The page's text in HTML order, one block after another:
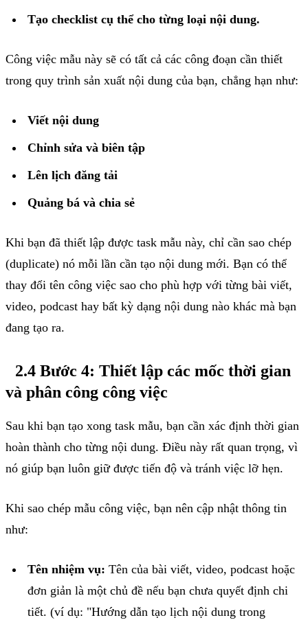
Tạo checklist cụ thể cho từng loại nội dung.
Công việc mẫu này sẽ có tất cả các công đoạn cần thiết
trong quy trình sản xuất nội dung của bạn, chẳng hạn như:
Viết nội dung
Chỉnh sửa và biên tập
Lên lịch đăng tải
Quảng bá và chia sẻ
Khi bạn đã thiết lập được task mẫu này, chỉ cần sao chép
(duplicate) nó mỗi lần cần tạo nội dung mới. Bạn có thể
thay đổi tên công việc sao cho phù hợp với từng bài viết,
video, podcast hay bất kỳ dạng nội dung nào khác mà bạn
đang tạo ra.
2.4 Bước 4: Thiết lập các mốc thời gian
và phân công công việc
Sau khi bạn tạo xong task mẫu, bạn cần xác định thời gian
hoàn thành cho từng nội dung. Điều này rất quan trọng, vì
nó giúp bạn luôn giữ được tiến độ và tránh việc lỡ hẹn.
Khi sao chép mẫu công việc, bạn nên cập nhật thông tin
như:
Tên nhiệm vụ: Tên của bài viết, video, podcast hoặc
đơn giản là một chủ đề nếu bạn chưa quyết định chi
tiết. (ví dụ: "Hướng dẫn tạo lịch nội dung trong